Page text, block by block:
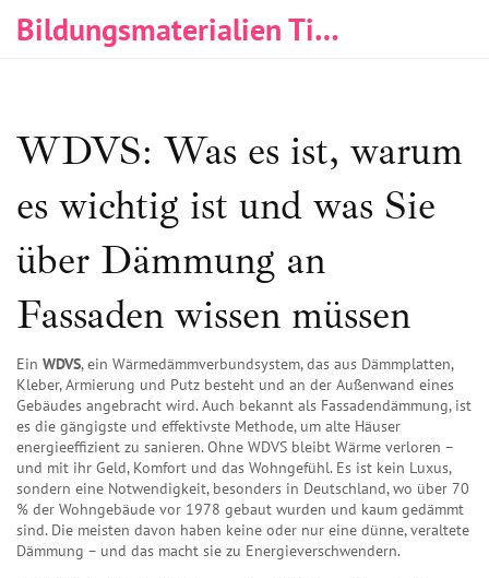
Bildungsmaterialien Tischlerei & Immobilien
WDVS: Was es ist, warum
es wichtig ist und was Sie
über Dämmung an
Fassaden wissen müssen
Ein WDVS,ein Wärmedämmverbundsystem, das aus Dämmplatten,
Kleber, Armierung und Putz besteht und an der Außenwand eines
Gebäudes angebracht wird. Auch bekannt als Fassadendämmung, ist
es die gängigste und effektivste Methode, um alte Häuser
energieeffizient zu sanieren. Ohne WDVS bleibt Wärme verloren –
und mit ihr Geld, Komfort und das Wohngefühl. Es ist kein Luxus,
sondern eine Notwendigkeit, besonders in Deutschland, wo über 70
% der Wohngebäude vor 1978 gebaut wurden und kaum gedämmt
sind. Die meisten davon haben keine oder nur eine dünne, veraltete
Dämmung – und das macht sie zu Energieverschwendern.